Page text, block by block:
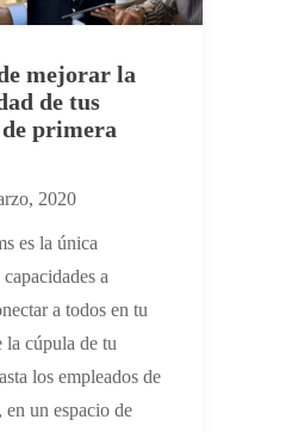
mejorar la
de tus
primera
2020
es la única
a
a todos en tu
la cúpula de tu
los empleados de
un espacio de